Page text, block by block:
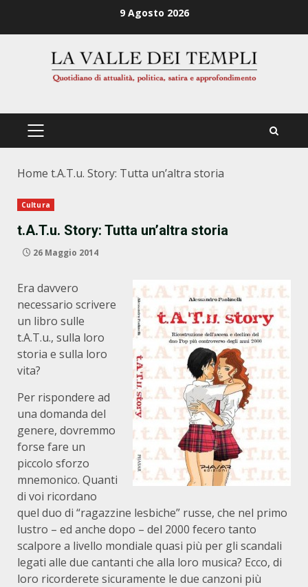
9 Agosto 2026
PRIMÄRES
Home t.A.T.u. Story: Tutta un’altra storia
Cultura
t.A.T.u. Story: Tutta un’altra storia
26 Maggio 2014
Era davvero
necessario scrivere
un libro sulle
t.A.T.u., sulla loro
storia e sulla loro
vita?
Per rispondere ad
una domanda del
genere, dovremmo
forse fare un
piccolo sforzo
mnemonico. Quanti
di voi ricordano
quel duo di “ragazzine lesbiche” russe, che nel primo
lustro – ed anche dopo – del 2000 fecero tanto
scalpore a livello mondiale quasi più per gli scandali
legati alle due cantanti che alla loro musica? Ecco, di
loro ricorderete sicuramente le due canzoni più